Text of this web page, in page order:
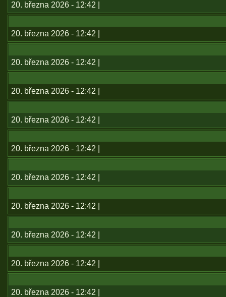
20. března 2026 - 12:42 |
20. března 2026 - 12:42 |
20. března 2026 - 12:42 |
20. března 2026 - 12:42 |
20. března 2026 - 12:42 |
20. března 2026 - 12:42 |
20. března 2026 - 12:42 |
20. března 2026 - 12:42 |
20. března 2026 - 12:42 |
20. března 2026 - 12:42 |
20. března 2026 - 12:42 |